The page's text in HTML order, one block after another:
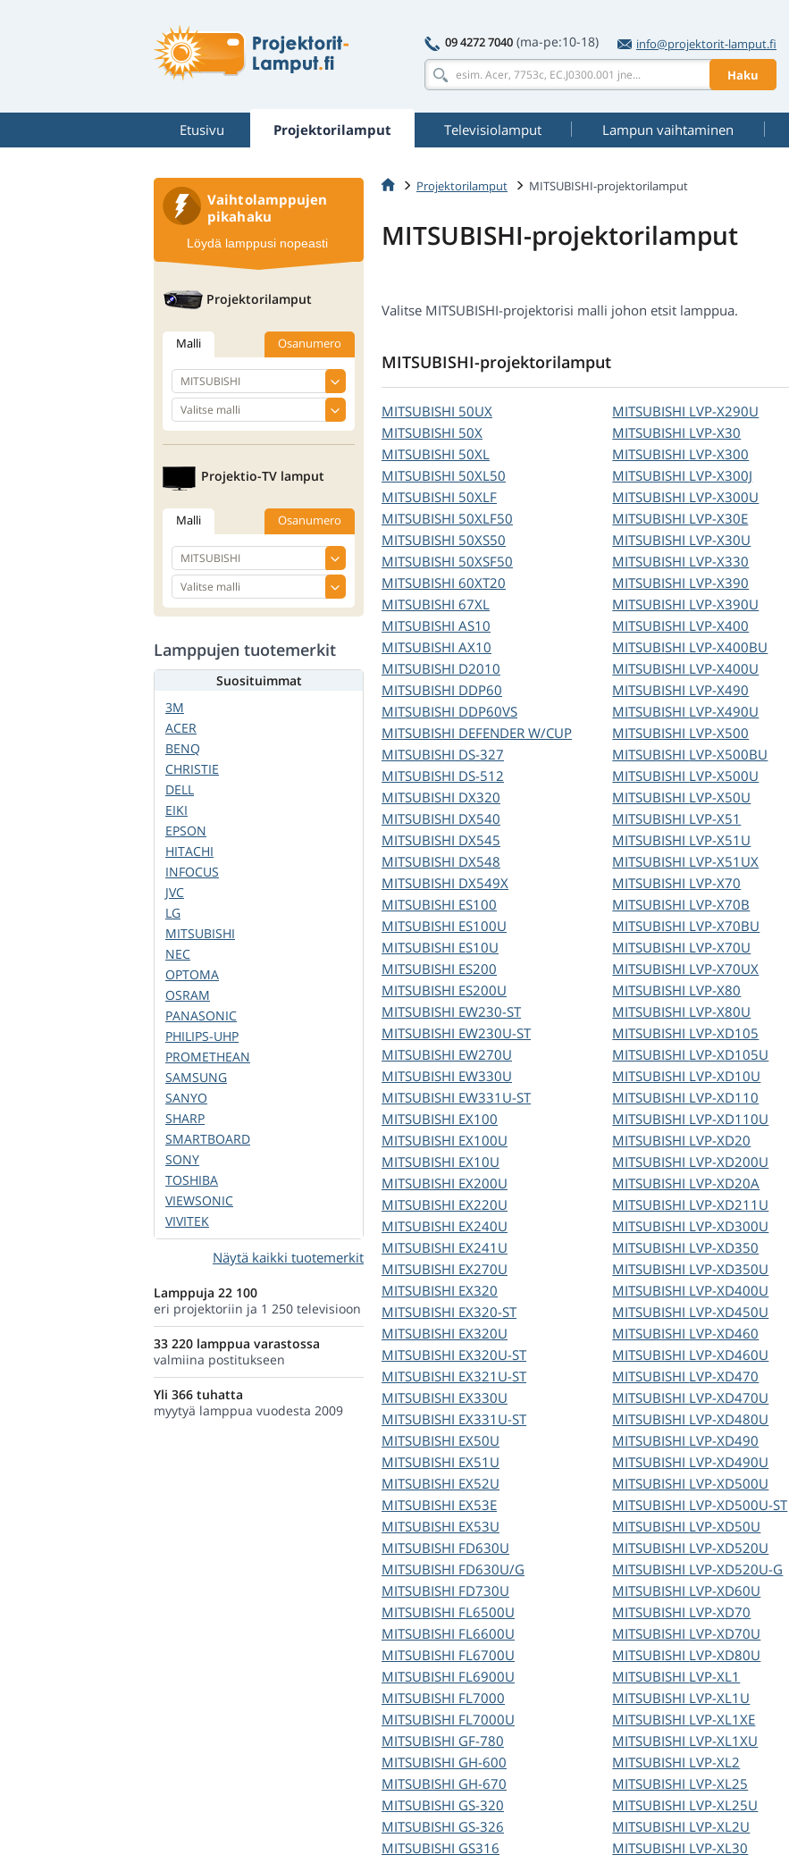
09 4272 7040 (ma-pe:10-18)
info@projektorit-lamput.fi
Haku
Etusivu Projektorilamput Televisiolamput Lampun vaihtaminen
Projektorilamput MITSUBISHI-projektorilamput
MITSUBISHI-projektorilamput
Valitse MITSUBISHI-projektorisi malli johon etsit lamppua.
MITSUBISHI-projektorilamput
MITSUBISHI 50UX
MITSUBISHI 50X
MITSUBISHI 50XL
MITSUBISHI 50XL50
MITSUBISHI 50XLF
MITSUBISHI 50XLF50
MITSUBISHI 50XS50
MITSUBISHI 50XSF50
MITSUBISHI 60XT20
MITSUBISHI 67XL
MITSUBISHI AS10
MITSUBISHI AX10
MITSUBISHI D2010
MITSUBISHI DDP60
MITSUBISHI DDP60VS
MITSUBISHI DEFENDER W/CUP
MITSUBISHI DS-327
MITSUBISHI DS-512
MITSUBISHI DX320
MITSUBISHI DX540
MITSUBISHI DX545
MITSUBISHI DX548
MITSUBISHI DX549X
MITSUBISHI ES100
MITSUBISHI ES100U
MITSUBISHI ES10U
MITSUBISHI ES200
MITSUBISHI ES200U
MITSUBISHI EW230-ST
MITSUBISHI EW230U-ST
MITSUBISHI EW270U
MITSUBISHI EW330U
MITSUBISHI EW331U-ST
MITSUBISHI EX100
MITSUBISHI EX100U
MITSUBISHI EX10U
MITSUBISHI EX200U
MITSUBISHI EX220U
MITSUBISHI EX240U
MITSUBISHI EX241U
MITSUBISHI EX270U
MITSUBISHI EX320
MITSUBISHI EX320-ST
MITSUBISHI EX320U
MITSUBISHI EX320U-ST
MITSUBISHI EX321U-ST
MITSUBISHI EX330U
MITSUBISHI EX331U-ST
MITSUBISHI EX50U
MITSUBISHI EX51U
MITSUBISHI EX52U
MITSUBISHI EX53E
MITSUBISHI EX53U
MITSUBISHI FD630U
MITSUBISHI FD630U/G
MITSUBISHI FD730U
MITSUBISHI FL6500U
MITSUBISHI FL6600U
MITSUBISHI FL6700U
MITSUBISHI FL6900U
MITSUBISHI FL7000
MITSUBISHI FL7000U
MITSUBISHI GF-780
MITSUBISHI GH-600
MITSUBISHI GH-670
MITSUBISHI GS-320
MITSUBISHI GS-326
MITSUBISHI GS316
MITSUBISHI LVP-X290U
MITSUBISHI LVP-X30
MITSUBISHI LVP-X300
MITSUBISHI LVP-X300J
MITSUBISHI LVP-X300U
MITSUBISHI LVP-X30E
MITSUBISHI LVP-X30U
MITSUBISHI LVP-X330
MITSUBISHI LVP-X390
MITSUBISHI LVP-X390U
MITSUBISHI LVP-X400
MITSUBISHI LVP-X400BU
MITSUBISHI LVP-X400U
MITSUBISHI LVP-X490
MITSUBISHI LVP-X490U
MITSUBISHI LVP-X500
MITSUBISHI LVP-X500BU
MITSUBISHI LVP-X500U
MITSUBISHI LVP-X50U
MITSUBISHI LVP-X51
MITSUBISHI LVP-X51U
MITSUBISHI LVP-X51UX
MITSUBISHI LVP-X70
MITSUBISHI LVP-X70B
MITSUBISHI LVP-X70BU
MITSUBISHI LVP-X70U
MITSUBISHI LVP-X70UX
MITSUBISHI LVP-X80
MITSUBISHI LVP-X80U
MITSUBISHI LVP-XD105
MITSUBISHI LVP-XD105U
MITSUBISHI LVP-XD10U
MITSUBISHI LVP-XD110
MITSUBISHI LVP-XD110U
MITSUBISHI LVP-XD20
MITSUBISHI LVP-XD200U
MITSUBISHI LVP-XD20A
MITSUBISHI LVP-XD211U
MITSUBISHI LVP-XD300U
MITSUBISHI LVP-XD350
MITSUBISHI LVP-XD350U
MITSUBISHI LVP-XD400U
MITSUBISHI LVP-XD450U
MITSUBISHI LVP-XD460
MITSUBISHI LVP-XD460U
MITSUBISHI LVP-XD470
MITSUBISHI LVP-XD470U
MITSUBISHI LVP-XD480U
MITSUBISHI LVP-XD490
MITSUBISHI LVP-XD490U
MITSUBISHI LVP-XD500U
MITSUBISHI LVP-XD500U-ST
MITSUBISHI LVP-XD50U
MITSUBISHI LVP-XD520U
MITSUBISHI LVP-XD520U-G
MITSUBISHI LVP-XD60U
MITSUBISHI LVP-XD70
MITSUBISHI LVP-XD70U
MITSUBISHI LVP-XD80U
MITSUBISHI LVP-XL1
MITSUBISHI LVP-XL1U
MITSUBISHI LVP-XL1XE
MITSUBISHI LVP-XL1XU
MITSUBISHI LVP-XL2
MITSUBISHI LVP-XL25
MITSUBISHI LVP-XL25U
MITSUBISHI LVP-XL2U
MITSUBISHI LVP-XL30
Vaihtolamppujen
pikahaku
Löydä lamppusi nopeasti
Projektorilamput
Malli Osanumero
Projektio-TV lamput
Malli Osanumero
Lamppujen tuotemerkit
Suosituimmat
3M
ACER
BENQ
CHRISTIE
DELL
EIKI
EPSON
HITACHI
INFOCUS
JVC
LG
MITSUBISHI
NEC
OPTOMA
OSRAM
PANASONIC
PHILIPS-UHP
PROMETHEAN
SAMSUNG
SANYO
SHARP
SMARTBOARD
SONY
TOSHIBA
VIEWSONIC
VIVITEK
Näytä kaikki tuotemerkit
Lamppuja 22 100
eri projektoriin ja 1 250 televisioon
33 220 lamppua varastossa
valmiina postitukseen
Yli 366 tuhatta
myytyä lamppua vuodesta 2009